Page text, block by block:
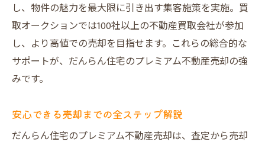
し、物件の魅力を最大限に引き出す集客施策を実施。買
取オークションでは100社以上の不動産買取会社が参加
し、より高値での売却を目指せます。これらの総合的な
サポートが、だんらん住宅のプレミアム不動産売却の強
みです。
安心できる売却までの全ステップ解説
だんらん住宅のプレミアム不動産売却は、査定から売却